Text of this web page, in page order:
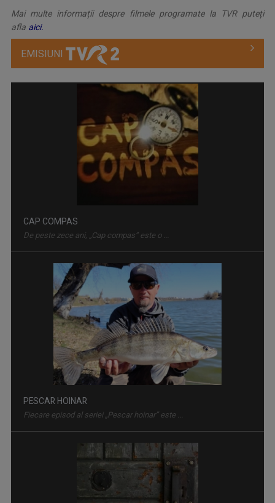
Mai multe informații despre filmele programate la TVR puteți
afla aici.
EMISIUNI
PESCAR HOINAR
MEMORIALUL DURERII